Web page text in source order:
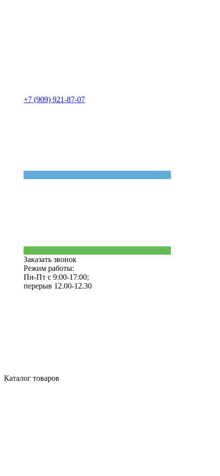
+7 (909) 921-87-07
Заказать звонок
Режим работы:
Пн-Пт с 9:00-17:00;
перерыв 12.00-12.30
Каталог товаров